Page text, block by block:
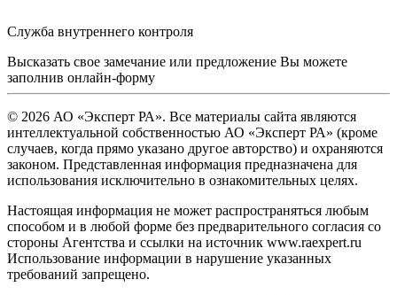
Служба внутреннего контроля
Высказать свое замечание или предложение Вы можете
заполнив онлайн-форму
© 2026 АО «Эксперт РА». Все материалы сайта являются
интеллектуальной собственностью АО «Эксперт РА» (кроме
случаев, когда прямо указано другое авторство) и охраняются
законом. Представленная информация предназначена для
использования исключительно в ознакомительных целях.
Настоящая информация не может распространяться любым
способом и в любой форме без предварительного согласия со
стороны Агентства и ссылки на источник www.raexpert.ru
Использование информации в нарушение указанных
требований запрещено.